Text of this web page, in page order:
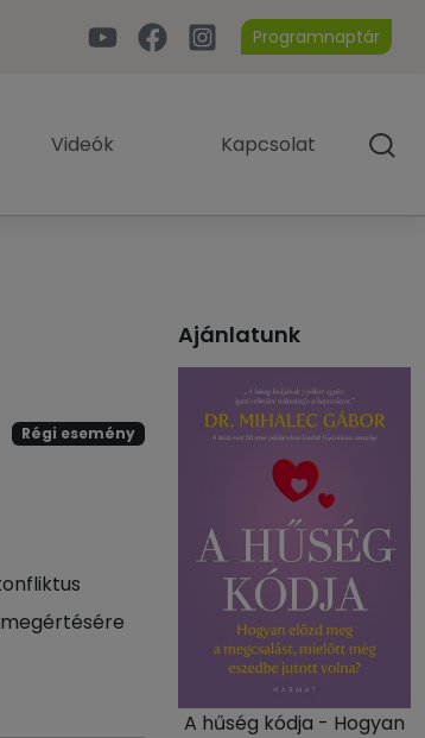
Programnaptár
Videók Kapcsolat
Régi esemény
Ajánlatunk
A hűség kódja - Hogyan